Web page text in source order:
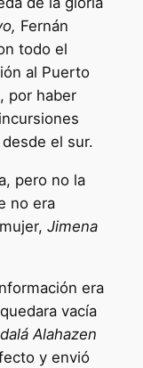
Fernán
todo el
al Puerto
por haber
el sur.
pero no la
no era
Jimena
era
vacía
Alahazen
y envió